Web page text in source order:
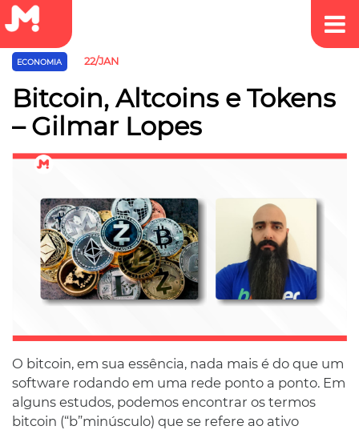
ECONOMIA 22/JAN
Bitcoin, Altcoins e Tokens
– Gilmar Lopes
O bitcoin, em sua essência, nada mais é do que um
software rodando em uma rede ponto a ponto. Em
alguns estudos, podemos encontrar os termos
bitcoin (“b”minúsculo) que se refere ao ativo